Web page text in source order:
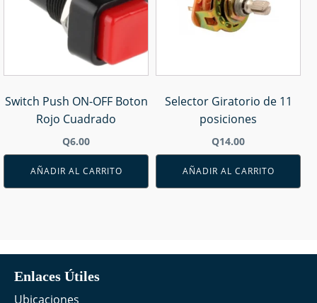
Switch Push ON-OFF Boton
Rojo Cuadrado
Q6.00
AÑADIR AL CARRITO
Selector Giratorio de 11
posiciones
Q14.00
AÑADIR AL CARRITO
Enlaces Útiles
Ubicaciones